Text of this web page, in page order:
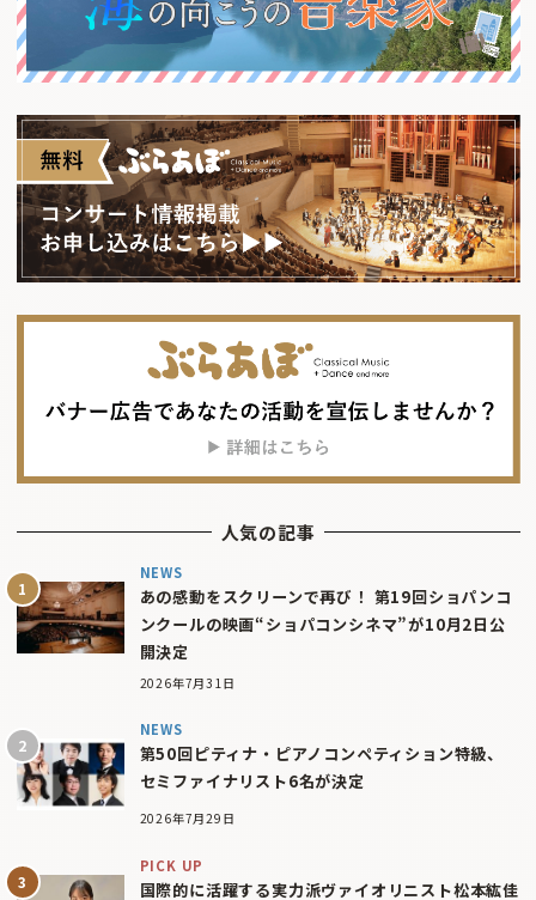
人気の記事
NEWS
あの感動をスクリーンで再び！ 第19回ショパンコ
ンクールの映画“ショパコンシネマ”が10月2日公
開決定
2026年7月31日
NEWS
第50回ピティナ・ピアノコンペティション特級、
セミファイナリスト6名が決定
2026年7月29日
PICK UP
国際的に活躍する実力派ヴァイオリニスト松本紘佳